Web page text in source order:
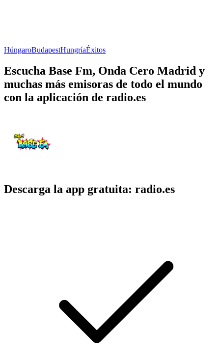
HúngaroBudapestHungríaÉxitos
Escucha Base Fm, Onda Cero Madrid y
muchas más emisoras de todo el mundo
con la aplicación de radio.es
Descarga la app gratuita: radio.es